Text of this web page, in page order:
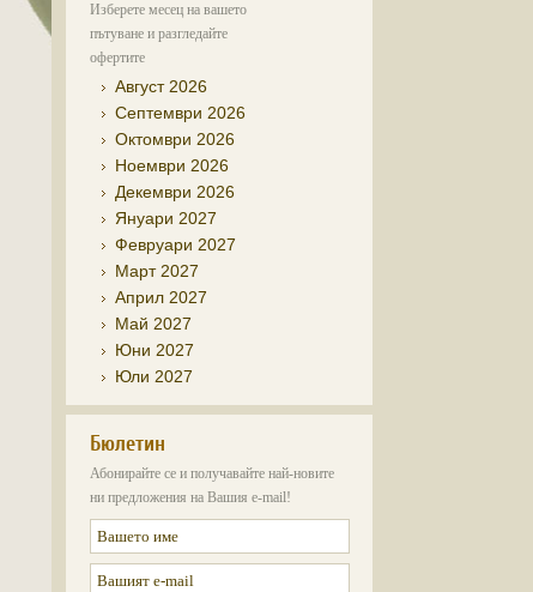
Изберете месец на вашето
пътуване и разгледайте
офертите
Август 2026
Септември 2026
Октомври 2026
Ноември 2026
Декември 2026
Януари 2027
Февруари 2027
Март 2027
Април 2027
Май 2027
Юни 2027
Юли 2027
Бюлетин
Абонирайте се и получавайте най-новите
ни предложения на Вашия e-mail!